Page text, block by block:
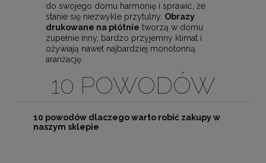
do swojego domu harmonię i sprawić, że
stanie się niezwykle przytulny. Obrazy
drukowane na płótnie tworzą w domu
zupełnie inny, bardzo przyjemny klimat i
ożywiają nawet najbardziej monotonną
aranżację.
10 POWODÓW
10 powodów dlaczego warto robić zakupy w
naszym sklepie